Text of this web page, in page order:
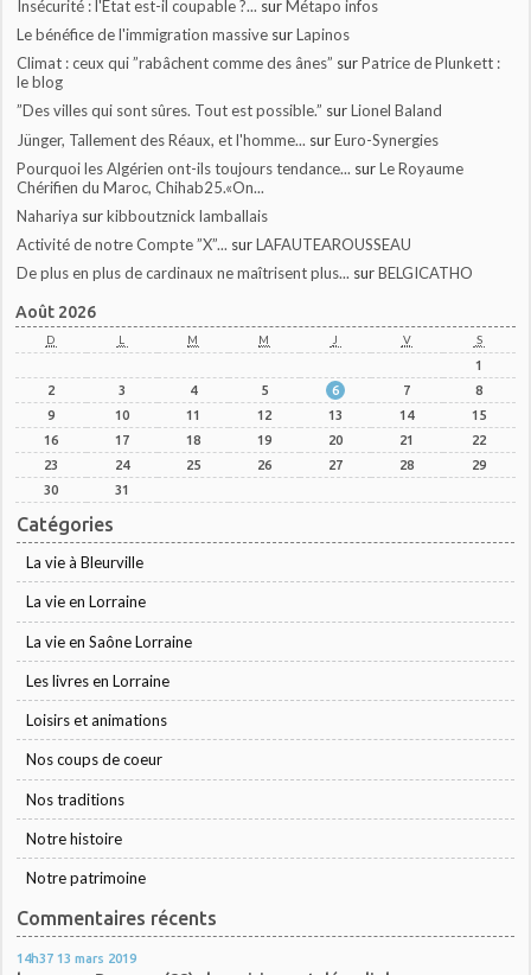
Insécurité : l'Etat est-il coupable ?... sur Métapo infos
Le bénéfice de l'immigration massive surLapinos
Climat : ceux qui ”rabâchent comme des ânes” surPatrice de Plunkett :
le blog
”Des villes qui sont sûres. Tout est possible.” surLionel Baland
Jünger, Tallement des Réaux, et l'homme... surEuro-Synergies
Pourquoi les Algérien ont-ils toujours tendance... surLe Royaume
Chérifien du Maroc, Chihab25.«On...
Nahariya surkibboutznick lamballais
Activité de notre Compte ”X”... surLAFAUTEAROUSSEAU
De plus en plus de cardinaux ne maîtrisent plus... surBELGICATHO
Août 2026
D L M M J V S
1
2
3 4 5 6 7
8
9
10 11 12 13 14
15
16
17 18 19 20 21
22
23
24 25 26 27 28
29
30
31
Catégories
La vie à Bleurville
La vie en Lorraine
La vie en Saône Lorraine
Les livres en Lorraine
Loisirs et animations
Nos coups de coeur
Nos traditions
Notre histoire
Notre patrimoine
Commentaires récents
14h37 13 mars 2019